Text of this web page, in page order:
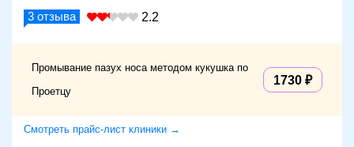
3 отзыва 2.2
Промывание пазух носа методом кукушка по
Проетцу
1730
Смотреть прайс-лист клиники →